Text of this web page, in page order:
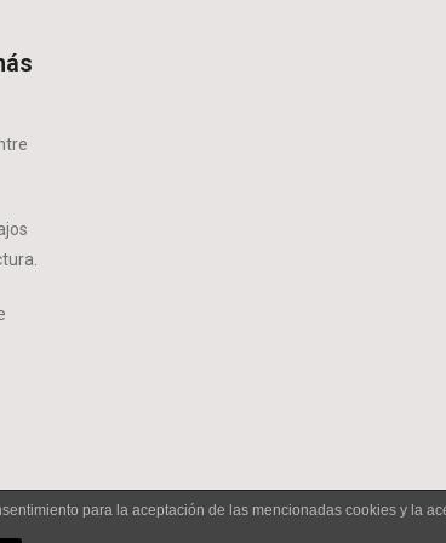
para la aceptación de las mencionadas cookies y la